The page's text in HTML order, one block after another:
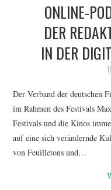
FILMKRITIK
FESTIVALPREISE
WOCHE DER KRITIK
ONLINE-
DER
IN DER
Der Verband der deutschen
im Rahmen des Festivals
Festivals und die Kinos
auf eine sich verändernde
von Feuilletons und…